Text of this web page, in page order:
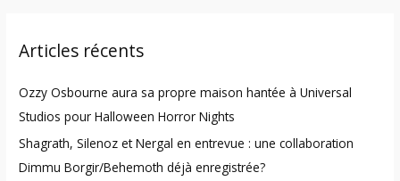
c
f
o
r
:
Articles récents
Ozzy Osbourne aura sa propre maison hantée à Universal
Studios pour Halloween Horror Nights
Shagrath, Silenoz et Nergal en entrevue : une collaboration
Dimmu Borgir/Behemoth déjà enregistrée?